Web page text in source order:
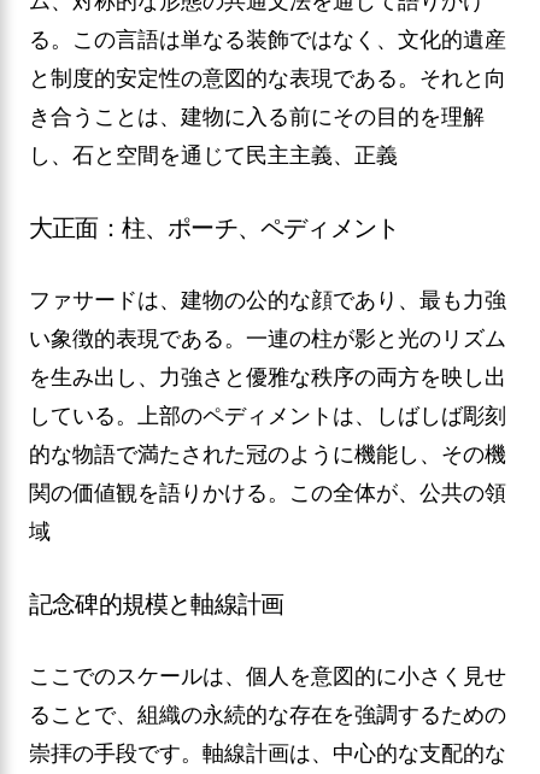
る。この言語は単なる装飾ではなく、文化的遺産
と制度的安定性の意図的な表現である。それと向
き合うことは、建物に入る前にその目的を理解
し、石と空間を通じて民主主義、正義
大正面：柱、ポーチ、ペディメント
ファサードは、建物の公的な顔であり、最も力強
い象徴的表現である。一連の柱が影と光のリズム
を生み出し、力強さと優雅な秩序の両方を映し出
している。上部のペディメントは、しばしば彫刻
的な物語で満たされた冠のように機能し、その機
関の価値観を語りかける。この全体が、公共の領
域
記念碑的規模と軸線計画
ここでのスケールは、個人を意図的に小さく見せ
ることで、組織の永続的な存在を強調するための
崇拝の手段です。軸線計画は、中心的な支配的な